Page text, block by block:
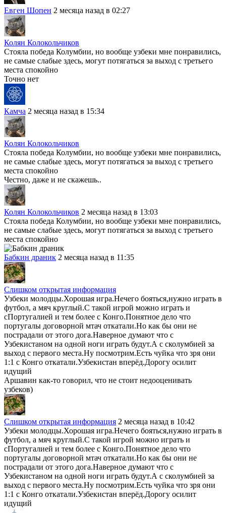
Евген Шопен 2 месяца назад в 02:27
Колян Колокольчиков
Стояла победа Колумбии, но вообще узбеки мне понравились,
не самые слабые здесь, могут потягаться за выход с третьего
места спокойно
Точно нет
Камча 2 месяца назад в 15:34
Колян Колокольчиков
Стояла победа Колумбии, но вообще узбеки мне понравились,
не самые слабые здесь, могут потягаться за выход с третьего
места спокойно
Честно, даже и не скажешь..
Колян Колокольчиков 2 месяца назад в 13:03
Стояла победа Колумбии, но вообще узбеки мне понравились,
не самые слабые здесь, могут потягаться за выход с третьего
места спокойно
Бабкин драник 2 месяца назад в 11:35
Слишком открытая информация
Узбеки молодцы.Хорошая игра.Нечего бояться,нужно играть в
футбол, а мяч круглый.С такой игрой можно играть и
сПортугалией и тем более с Конго.Понятное дело что
португалы договорной мтач откатали.Но как бы они не
пострадали от этого дога.Наверное думают что с
Узбекистаном на одной ноги играть будут.А с сколумбией за
выход с первого места.Ну посмотрим.Есть чуйка что зря они
1:1 с Конго откатали.Узбекистан вперёд.Дорогу осилит
идущий
Аршавин как-то говорил, что не стоит недооценивать
узбеков)
Слишком открытая информация 2 месяца назад в 10:42
Узбеки молодцы.Хорошая игра.Нечего бояться,нужно играть в
футбол, а мяч круглый.С такой игрой можно играть и
сПортугалией и тем более с Конго.Понятное дело что
португалы договорной мтач откатали.Но как бы они не
пострадали от этого дога.Наверное думают что с
Узбекистаном на одной ноги играть будут.А с сколумбией за
выход с первого места.Ну посмотрим.Есть чуйка что зря они
1:1 с Конго откатали.Узбекистан вперёд.Дорогу осилит
идущий